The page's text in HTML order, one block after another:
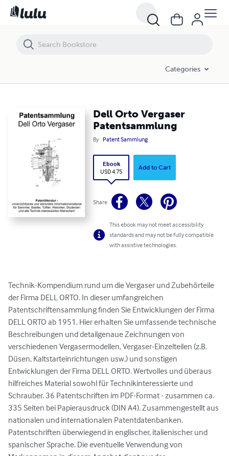
Categories
Dell Orto Vergaser
Patentsammlung
By Patent Sammlung
Ebook
USD 4.75
Add to Cart
Share
This ebook may not meet accessibility
standards and may not be fully compatible
with assistive technologies.
Technik-Kompendium rund um die Vergaser und Zubehörteile
der Firma DELL ORTO. In dieser umfangreichen
Patentschriftensammlung finden Sie Entwicklungen der Firma
DELL ORTO ab 1951. Hier erhalten Sie umfassende technische
Beschreibungen und detailgenaue Zeichnungen von
verschiedenen Vergasermodellen, Vergaser-Einzelteilen (z.B.
Düsen, Kaltstarteinrichtungen usw.) und sonstigen
Entwicklungen der Firma DELL ORTO. Wertvolles und überaus
hilfreiches Material sowohl für Technikinteressierte und
Schrauber. 36 Patentschriften im PDF-Format - zusammen ca.
335 Seiten bei Papierausdruck (DIN A4). Zusammengestellt aus
nationalen und internationalen Patentdatenbanken.
Patentschriften überwiegend in englischer, italienischer und
spanischer Sprache. Die eventuelle Verwendung von
Dell Orto Vergaser Patentsammlung